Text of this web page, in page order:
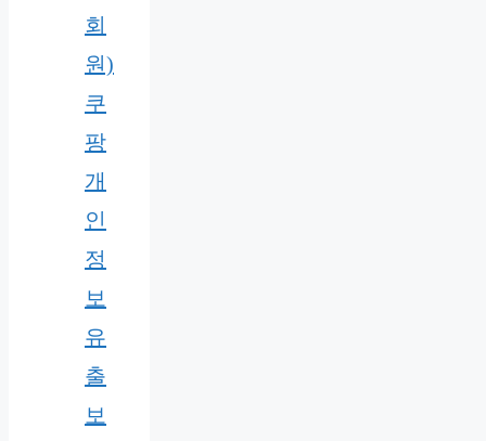
회
원)
쿠
팡
개
인
정
보
유
출
보